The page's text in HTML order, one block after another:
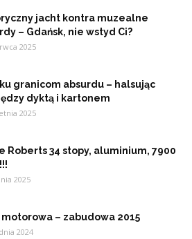
jacht kontra muzealne
– Gdańsk, nie wstyd Ci?
2025
ku granicom absurdu – halsując
dyktą i kartonem
2025
Roberts 34 stopy, aluminium, 7900
2025
motorowa – zabudowa 2015
2024